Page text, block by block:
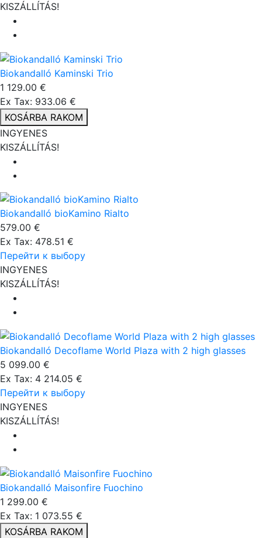
KISZÁLLÍTÁS!
Biokandalló Kaminski Trio
1 129.00 €
Ex Tax: 933.06 €
KOSÁRBA RAKOM
INGYENES
KISZÁLLÍTÁS!
Biokandalló bioKamino Rialto
579.00 €
Ex Tax: 478.51 €
Перейти к выбору
INGYENES
KISZÁLLÍTÁS!
Biokandalló Decoflame World Plaza with 2 high glasses
5 099.00 €
Ex Tax: 4 214.05 €
Перейти к выбору
INGYENES
KISZÁLLÍTÁS!
Biokandalló Maisonfire Fuochino
1 299.00 €
Ex Tax: 1 073.55 €
KOSÁRBA RAKOM